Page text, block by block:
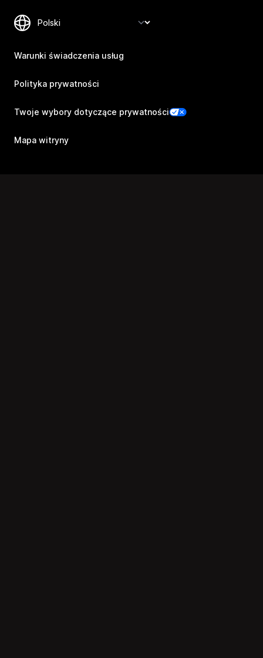
Warunki świadczenia usług
Polityka prywatności
Twoje wybory dotyczące prywatności
Mapa witryny